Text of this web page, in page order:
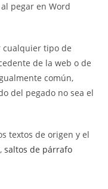
pegar en Word
cualquier tipo de
de la web o de
común,
del pegado no sea el
textos de origen y el
saltos de párrafo